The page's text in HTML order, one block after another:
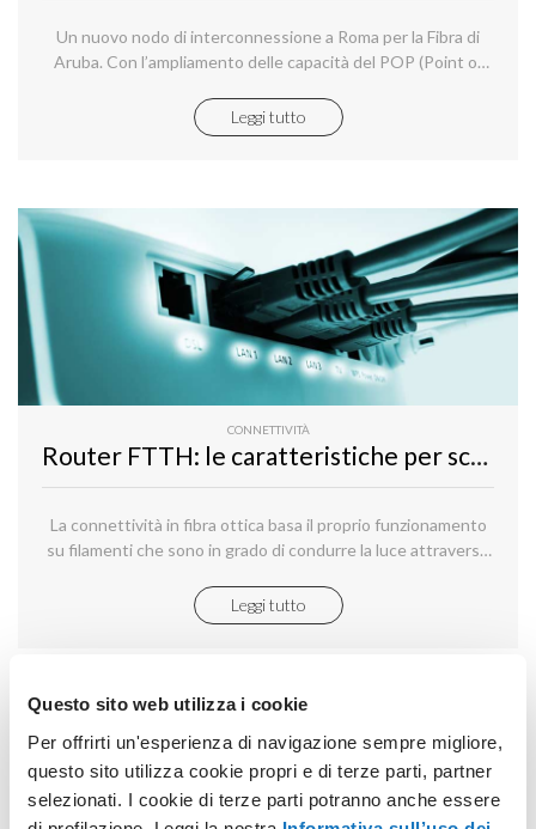
Questo sito web utilizza i cookie
Per offrirti un'esperienza di navigazione sempre migliore,
questo sito utilizza cookie propri e di terze parti, partner
selezionati. I cookie di terze parti potranno anche essere
Un nuovo nodo di interconnessione a Roma per la Fibra di
Aruba. Con l’ampliamento delle capacità del POP (Point of
importanti Internet Exchange Point italiani, si abbassano
notevolmente i livelli di latenza, soprattutto a beneficio dei
Leggi tutto
CONNETTIVITÀ
Router FTTH: le caratteristiche per sceglierlo
La connettività in fibra ottica basa il proprio funzionamento
su filamenti che sono in grado di condurre la luce attraverso
trasmissione di segnali luminosi ad alta velocità incaricati di
trasportare dati sulla base di specifici standard.
Leggi tutto